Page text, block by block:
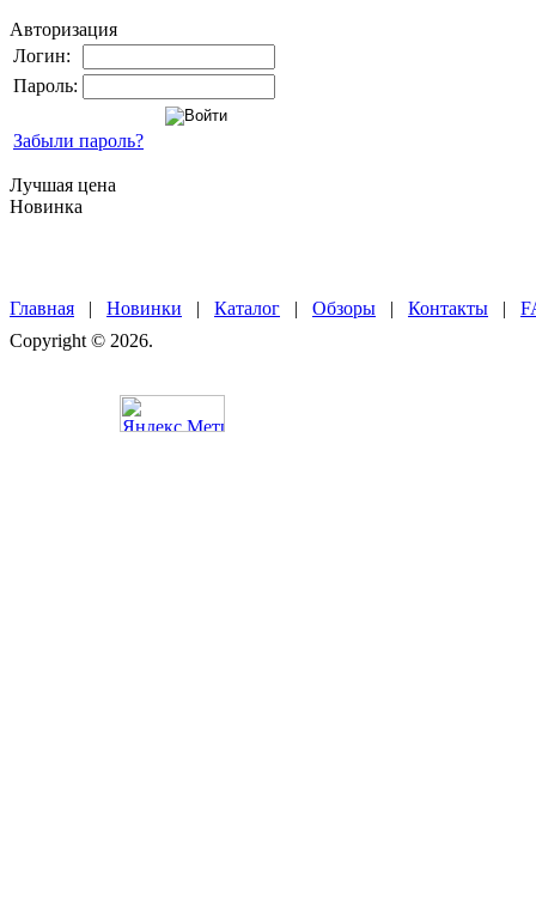
Авторизация
Логин:
Пароль:
Забыли пароль?
Лучшая цена
Новинка
Главная | Новинки | Каталог | Обзоры | Контакты |
Copyright © 2026.